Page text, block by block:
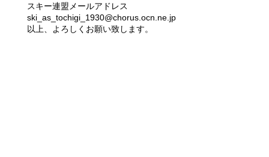
スキー連盟メールアドレス
ski_as_tochigi_1930@chorus.ocn.ne.jp
以上、よろしくお願い致します。